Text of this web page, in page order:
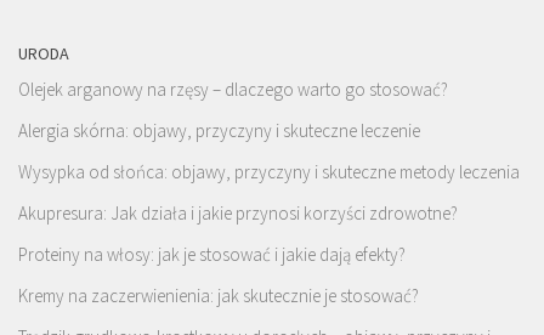
URODA
Olejek arganowy na rzęsy – dlaczego warto go stosować?
Alergia skórna: objawy, przyczyny i skuteczne leczenie
Wysypka od słońca: objawy, przyczyny i skuteczne metody leczenia
Akupresura: Jak działa i jakie przynosi korzyści zdrowotne?
Proteiny na włosy: jak je stosować i jakie dają efekty?
Kremy na zaczerwienienia: jak skutecznie je stosować?